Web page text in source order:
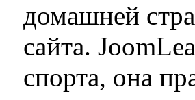
домашней
сайта.
спорта, она